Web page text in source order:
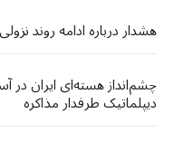
هشدار درباره ادامه روند
دیپلماتیک طرفدار مذاکره